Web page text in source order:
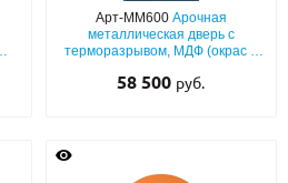
Арт-ММ600 Арочная
металлическая дверь с
терморазрывом, МДФ (окрас в
стеклопакетом и кнокером
58 500 руб.